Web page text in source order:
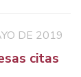
DE 2019
citas